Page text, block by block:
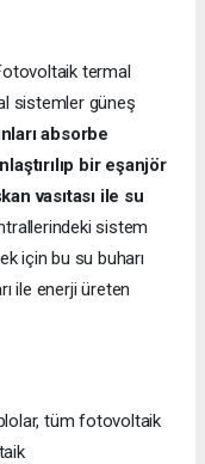
termal
sistemler güneş
absorbe
bir eşanjör
vasıtası ile su
sistem
için bu su buharı
ile enerji üreten
tüm fotovoltaik